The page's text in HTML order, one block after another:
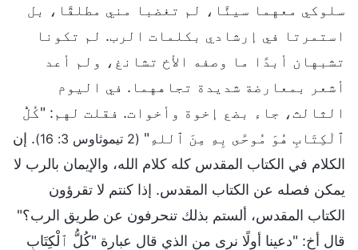
سلوكي معهما سيئًا، لم تغضبا مني مطلقًا، بل
استمرتا في إرشادي بكلمات الرب. لم تكونا
تشبهان أبدًا ما وصفه الأخ تشانغ، ولم أعد
أشعر بمعارضة شديدة تجاههما. في اليوم
الثالث، جاء بضع إخوة وأخوات. فقلت لهم: "كُلُّ
ٱلْكِتَابِ هُوَ مُوحًى بِهِ مِنَ ٱللهِ" (2 تيموثاوس 3: 16)
. إن
الكلام في الكتاب المقدس كله كلام الله، والإيمان بالرب لا
يمكن فصله عن الكتاب المقدس. إذا كنتم لا تقرؤون
الكتاب المقدس، ألستم بذلك تنحرفون عن طريق الرب؟"
قال أخ: "دعينا أولًا نرى من الذي قال عبارة "كُلُّ ٱلْكِتَابِ